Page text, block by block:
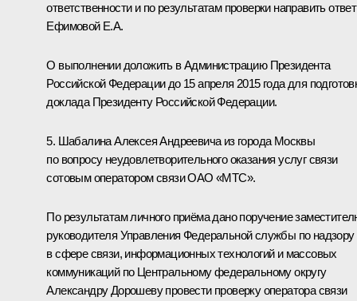
ответственности и по результатам проверки направить ответ
Ефимовой Е.А.
О выполнении доложить в Администрацию Президента
Российской Федерации до 15 апреля 2015 года для
доклада Президенту Российской Федерации.
5. Шабалина Алексея Андреевича из города Москвы
по вопросу неудовлетворительного оказания услуг связи
сотовым оператором связи ОАО «МТС».
По результатам личного приёма дано поручение
руководителя Управления Федеральной службы по надзору
в сфере связи, информационных технологий и массовых
коммуникаций по Центральному федеральному округу
Александру Дорошеву провести проверку оператора связи